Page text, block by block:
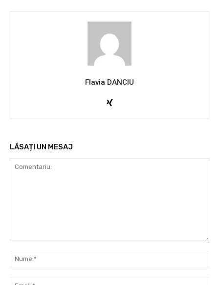
Flavia DANCIU
LĂSAȚI UN MESAJ